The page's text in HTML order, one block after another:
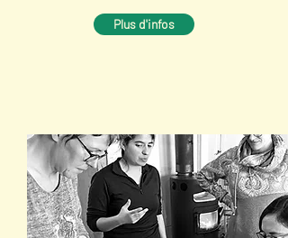
Plus d'infos